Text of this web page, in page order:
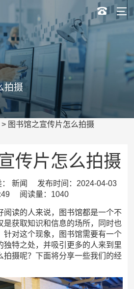
拍摄
> 图书馆之宣传片怎么拍摄
传片怎么拍摄
新闻 发布时间：2024-04-03
阅读量：1040
阅读的人来说，图书馆都是一个不
是获取知识和信息的场所，同时也
针对这个现象，图书馆需要有一个
独特之处，并吸引更多的人来到里
拍摄呢？下面将分享一些我们的经